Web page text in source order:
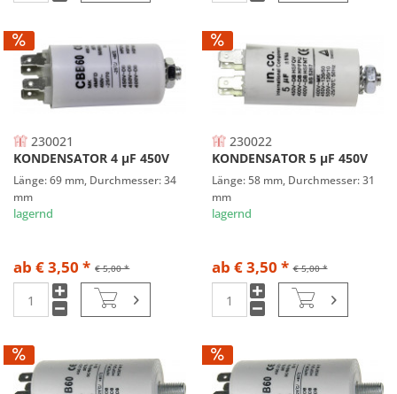
230021
KONDENSATOR 4 µF 450V
Länge: 69 mm, Durchmesser: 34
mm
lagernd
€ 5,00 *
ab € 3,50 *
230022
KONDENSATOR 5 µF 450V
Länge: 58 mm, Durchmesser: 31
mm
lagernd
€ 5,00 *
ab € 3,50 *